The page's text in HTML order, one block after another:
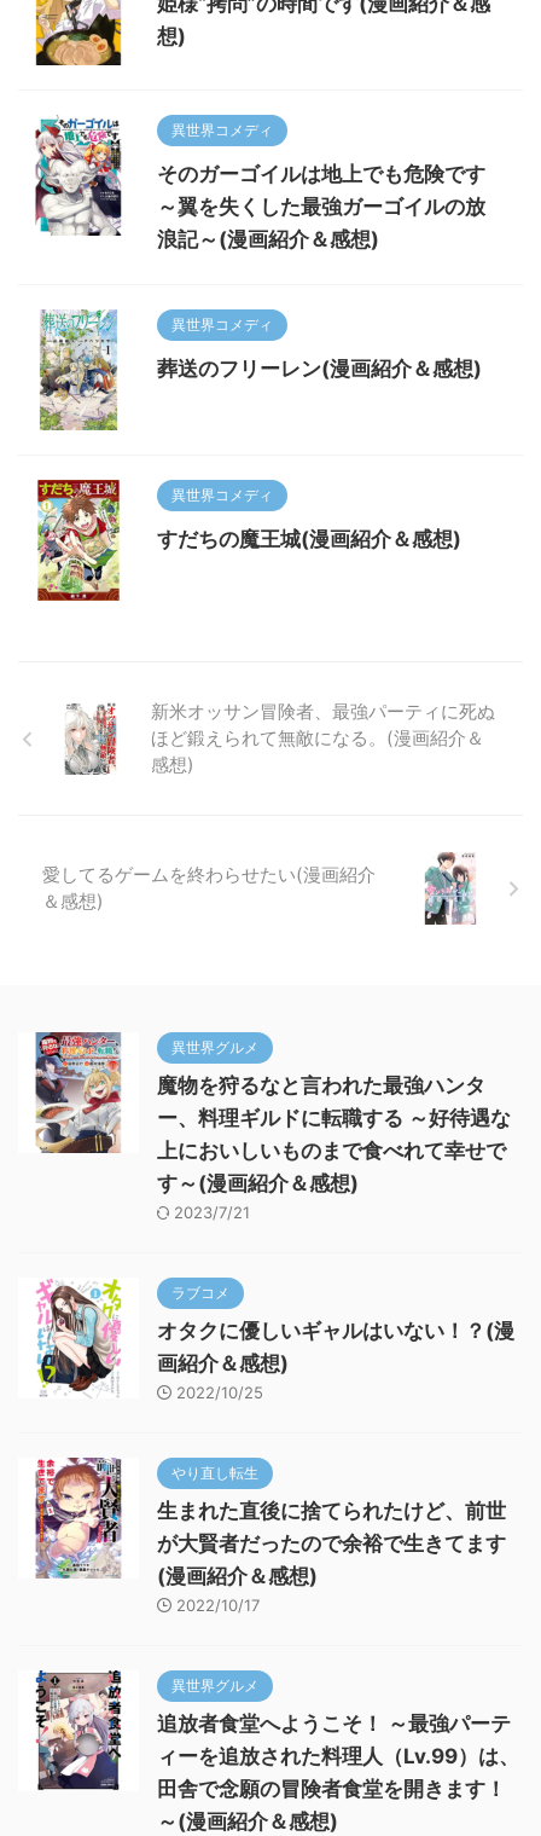
想)
異世界コメディ
そのガーゴイルは地上でも危険です
～翼を失くした最強ガーゴイルの放
浪記～(漫画紹介＆感想)
異世界コメディ
葬送のフリーレン(漫画紹介＆感想)
異世界コメディ
すだちの魔王城(漫画紹介＆感想)
新米オッサン冒険者、最強パーティに死ぬ
ほど鍛えられて無敵になる。(漫画紹介＆
感想)
愛してるゲームを終わらせたい(漫画紹介
＆感想)
異世界グルメ
魔物を狩るなと言われた最強ハンタ
ー、料理ギルドに転職する ～好待遇な
上においしいものまで食べれて幸せで
す～(漫画紹介＆感想)
2023/7/21
ラブコメ
オタクに優しいギャルはいない！？(漫
画紹介＆感想)
2022/10/25
やり直し転生
生まれた直後に捨てられたけど、前世
が大賢者だったので余裕で生きてます
(漫画紹介＆感想)
2022/10/17
異世界グルメ
追放者食堂へようこそ！ ～最強パーテ
ィーを追放された料理人（Lv.99）は、
田舎で念願の冒険者食堂を開きます！
～(漫画紹介＆感想)